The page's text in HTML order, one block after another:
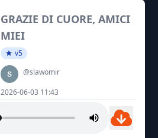
GRAZIE DI CUORE, AMICI
MIEI
v5
@slawomir
2026-06-03 11:43